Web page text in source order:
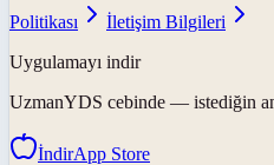
Politikası
İletişim Bilgileri
Uygulamayı indir
UzmanYDS cebinde — istediğin
İndirApp Store